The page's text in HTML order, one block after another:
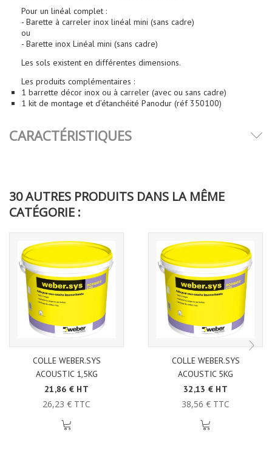
Pour un linéal complet :
- Barette à carreler inox linéal mini (sans cadre)
ou
- Barette inox Linéal mini (sans cadre)
Les sols existent en différentes dimensions.
Les produits complémentaires :
1 barrette décor inox ou à carreler (avec ou sans cadre)
1 kit de montage et d’étanchéité Panodur (réf 350100)
CARACTÉRISTIQUES
30 AUTRES PRODUITS DANS LA MÊME
CATÉGORIE :
COLLE WEBER.SYS
ACOUSTIC 1,5KG
21,86 € HT
26,23 € TTC
COLLE WEBER.SYS
ACOUSTIC 5KG
32,13 € HT
38,56 € TTC